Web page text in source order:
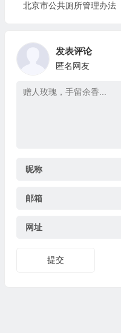
北京市公共厕所管理办法
发表评论
匿名网友
昵称
邮箱
网址
提交